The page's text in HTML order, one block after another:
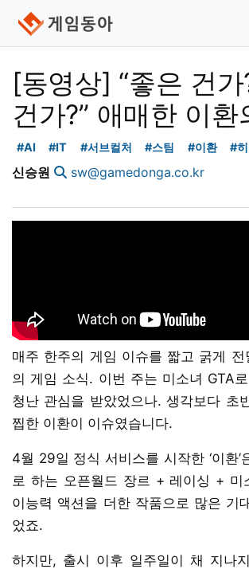
[동영상] “좋은 건가
건가?” 애매한 이환
#AI #IT #서브컬처 #스팀 #이환 #
신승원 sw@gamedonga.co.kr
매주 한주의 게임 이슈를 짧고 굵게 전
의 게임 소식. 이번 주는 미소녀 GTA
청난 관심을 받았었으나. 생각보다 초
찝한 이환이 이슈였습니다.
4월 29일 정식 서비스를 시작한 ‘이환’
로 하는 오픈월드 장르 + 레이싱 + 미
이능력 액션을 더한 작품으로 많은 기
었죠.
하지만, 출시 이후 일주일이 채 지나